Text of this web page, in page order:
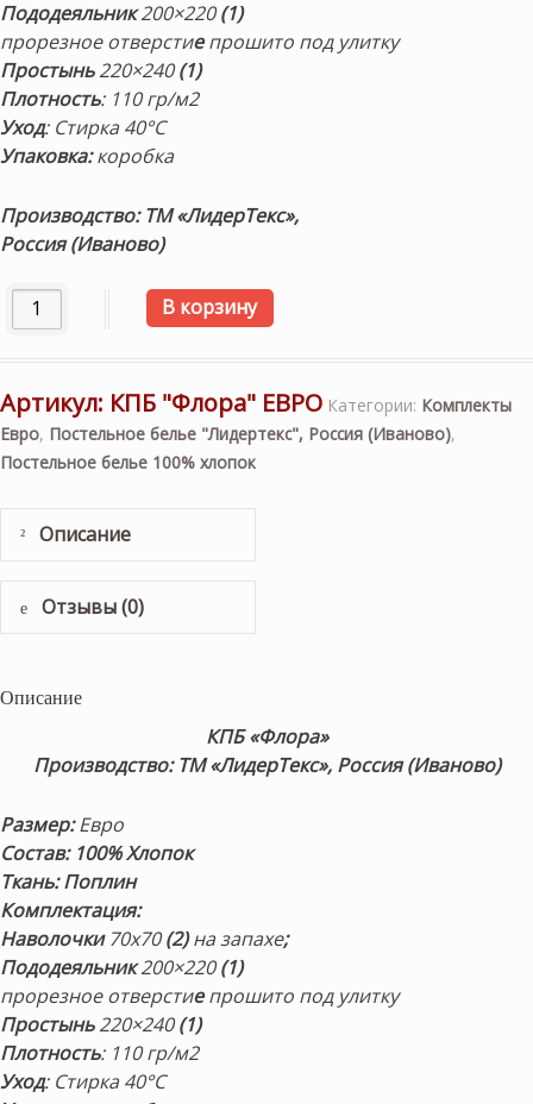
Пододеяльник200×220(1)
прорезное отверстиепрошито под улитку
Простынь220×240(1)
Плотность: 110 гр/м2
Уход: Стирка 40°С
Упаковка:коробка
Производство: ТМ «ЛидерТекс»,
Россия (Иваново)
Количество товара Постельное белье «Флора».
В корзину
Артикул: КПБ "Флора" ЕВРО Категории: Комплекты
Евро, Постельное белье "Лидертекс", Россия (Иваново),
Постельное белье 100% хлопок
Описание
Отзывы (0)
Описание
КПБ «Флора»
Производство: ТМ «ЛидерТекс», Россия (Иваново)
Размер:Евро
Состав: 100% Хлопок
Ткань: Поплин
Комплектация:
Наволочки70х70(2)на запахе;
Пододеяльник200×220(1)
прорезное отверстиепрошито под улитку
Простынь220×240(1)
Плотность: 110 гр/м2
Уход: Стирка 40°С